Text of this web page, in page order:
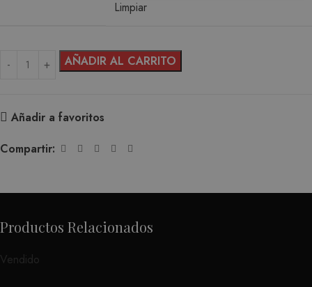
Limpiar
AÑADIR AL CARRITO
Añadir a favoritos
Compartir:
Productos Relacionados
Vendido